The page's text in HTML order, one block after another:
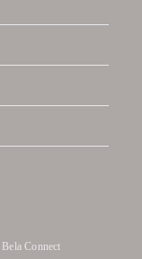
Bela Connect